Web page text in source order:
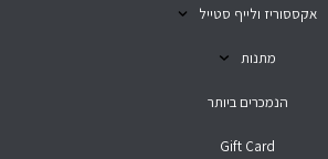
אקססוריז ולייף סטייל
מתנות
הנמכרים ביותר
Gift Card